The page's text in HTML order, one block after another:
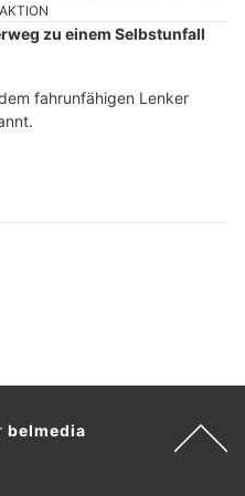
zu einem Selbstunfall
fahrunfähigen Lenker
belmedia